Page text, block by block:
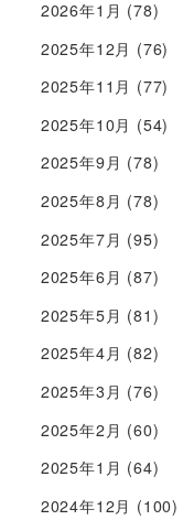
2026年1月 (78)
2025年12月 (76)
2025年11月 (77)
2025年10月 (54)
2025年9月 (78)
2025年8月 (78)
2025年7月 (95)
2025年6月 (87)
2025年5月 (81)
2025年4月 (82)
2025年3月 (76)
2025年2月 (60)
2025年1月 (64)
2024年12月 (100)